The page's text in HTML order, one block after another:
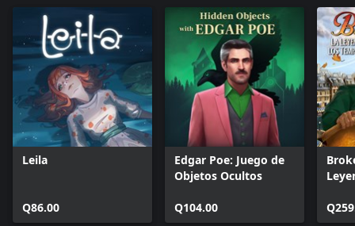
Leila
Q86.00
Edgar Poe: Juego de
Objetos Ocultos
Q104.00